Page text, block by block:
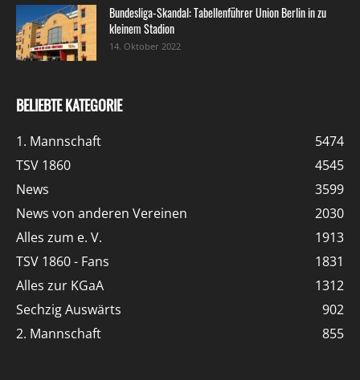
Bundesliga-Skandal: Tabellenführer Union Berlin in zu
kleinem Stadion
14. Oktober 2022
BELIEBTE KATEGORIE
1. Mannschaft
5474
TSV 1860
4545
News
3599
News von anderen Vereinen
2030
Alles zum e. V.
1913
TSV 1860 - Fans
1831
Alles zur KGaA
1312
Sechzig Auswärts
902
2. Mannschaft
855